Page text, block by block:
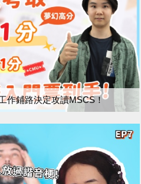
作鋪路決定攻讀MSCS！